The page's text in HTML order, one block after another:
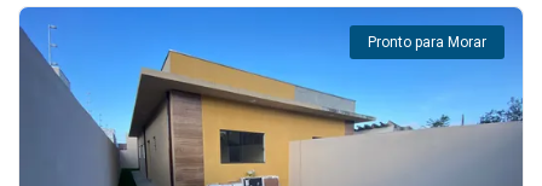
Pronto para Morar